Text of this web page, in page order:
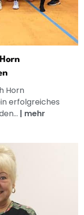
Horn
erfolgreiches
| mehr